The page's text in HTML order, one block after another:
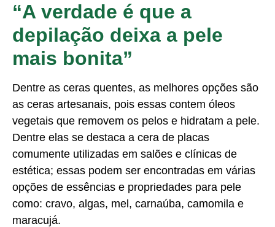
“A verdade é que a
depilação deixa a pele
mais bonita”
Dentre as ceras quentes, as melhores opções são
as ceras artesanais, pois essas contem óleos
vegetais que removem os pelos e hidratam a pele.
Dentre elas se destaca a cera de placas
comumente utilizadas em salões e clínicas de
estética; essas podem ser encontradas em várias
opções de essências e propriedades para pele
como: cravo, algas, mel, carnaúba, camomila e
maracujá.